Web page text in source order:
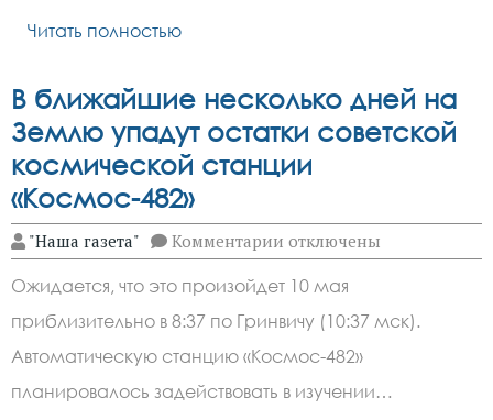
Читать полностью
В ближайшие несколько дней на
Землю упадут остатки советской
космической станции
«Космос-482»
"Наша газета" Комментарии к
записи
В
ближайшие
несколько
дней
на
Землю
упадут
остатки
отключены
Ожидается, что это произойдет 10 мая
приблизительно в 8:37 по Гринвичу (10:37 мск).
Автоматическую станцию «Космос-482»
планировалось задействовать в изучении…